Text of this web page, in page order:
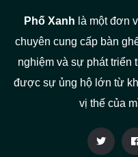
Phố Xanh là một đơn
chuyên cung cấp bàn
nghiệm và sự phát triển
được sự ủng hộ lớn từ
vị thế của